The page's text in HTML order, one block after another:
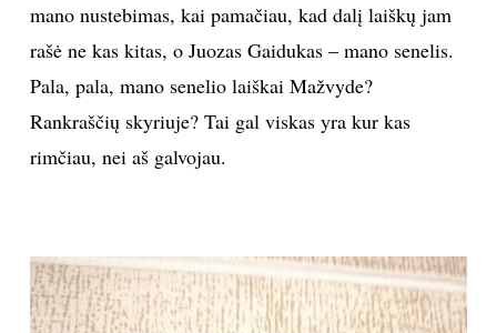
mano nustebimas, kai pamačiau, kad dalį laiškų jam
rašė ne kas kitas, o Juozas Gaidukas – mano senelis.
Pala, pala, mano senelio laiškai Mažvyde?
Rankraščių skyriuje? Tai gal viskas yra kur kas
rimčiau, nei aš galvojau.